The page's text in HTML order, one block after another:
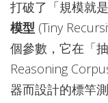
打破了「規模就
模型 (Tiny
個參數，它在「
Reasoning
器而設計的標竿